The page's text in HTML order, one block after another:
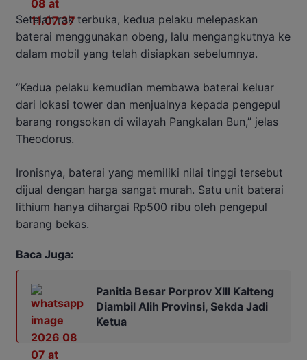
Setelah rak terbuka, kedua pelaku melepaskan
baterai menggunakan obeng, lalu mengangkutnya ke
dalam mobil yang telah disiapkan sebelumnya.
“Kedua pelaku kemudian membawa baterai keluar
dari lokasi tower dan menjualnya kepada pengepul
barang rongsokan di wilayah Pangkalan Bun,” jelas
Theodorus.
Ironisnya, baterai yang memiliki nilai tinggi tersebut
dijual dengan harga sangat murah. Satu unit baterai
lithium hanya dihargai Rp500 ribu oleh pengepul
barang bekas.
Baca Juga:
Panitia Besar Porprov Xlll Kalteng
Diambil Alih Provinsi, Sekda Jadi
Ketua